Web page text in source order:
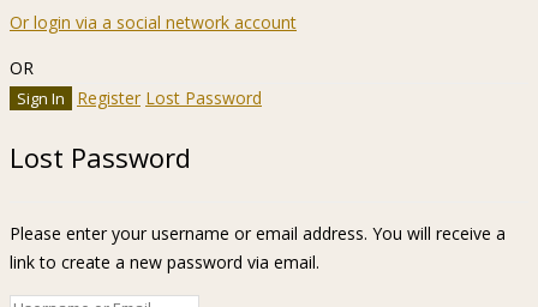
Or login via a social network account
OR
Register Lost Password
Lost Password
Please enter your username or email address. You will receive a
link to create a new password via email.